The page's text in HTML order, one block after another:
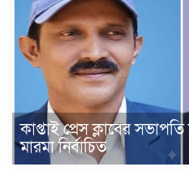
কাপ্তাই প্রেস ক্লাবের
মারমা নির্বাচিত